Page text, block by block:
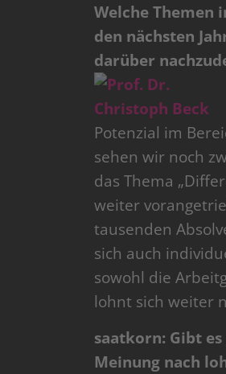
Welche Themen
den nächsten
darüber
Potenzial im
sehen wir noch
das Thema
weiter
tausenden
sich auch
sowohl die
lohnt sich weiter
saatkorn: Gibt
Meinung nach